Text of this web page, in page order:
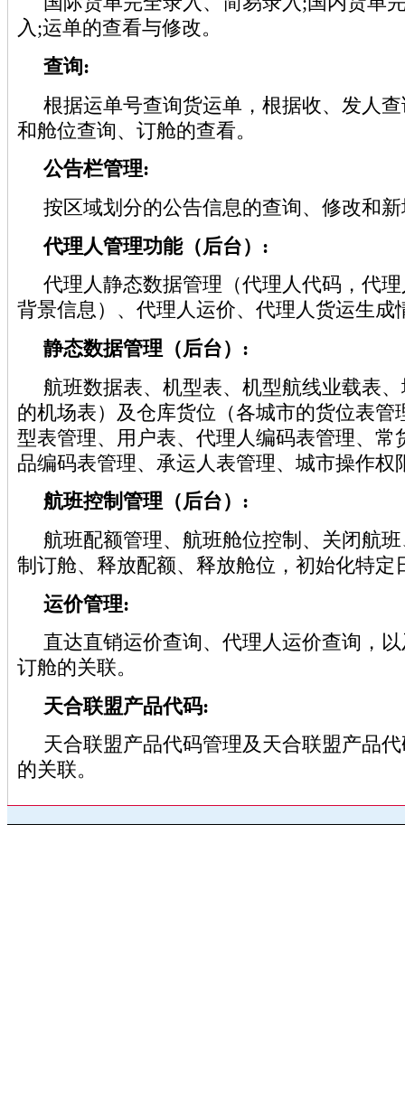
入;运单的查看与修改。
查询:
根据运单号查询货运单，根据收、发人
和舱位查询、订舱的查看。
公告栏管理:
按区域划分的公告信息的查询、修改和
代理人管理功能（后台）:
代理人静态数据管理（代理人代码，代
背景信息）、代理人运价、代理人货运生成
静态数据管理（后台）:
航班数据表、机型表、机型航线业载表
的机场表）及仓库货位（各城市的货位表管
型表管理、用户表、代理人编码表管理、常
品编码表管理、承运人表管理、城市操作权
航班控制管理（后台）:
航班配额管理、航班舱位控制、关闭航
制订舱、释放配额、释放舱位，初始化特定
运价管理:
直达直销运价查询、代理人运价查询，
订舱的关联。
天合联盟产品代码:
天合联盟产品代码管理及天合联盟产品
的关联。